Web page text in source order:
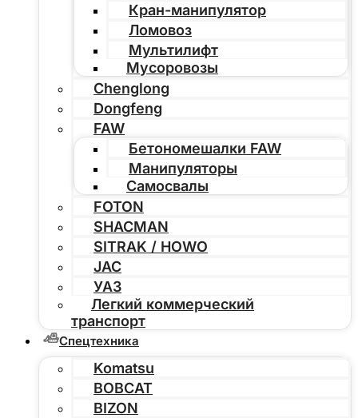
Кран-манипулятор
Ломовоз
Мультилифт
Мусоровозы
Chenglong
Dongfeng
FAW
Бетономешалки FAW
Манипуляторы
Самосвалы
FOTON
SHACMAN
SITRAK / HOWO
JAC
УАЗ
Легкий коммерческий
транспорт
Спецтехника
Komatsu
BOBCAT
BIZON